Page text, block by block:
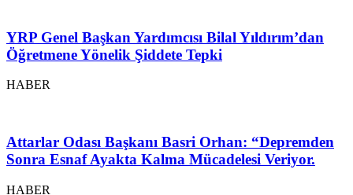
YRP Genel Başkan Yardımcısı Bilal Yıldırım’dan
Öğretmene Yönelik Şiddete Tepki
HABER
Attarlar Odası Başkanı Basri Orhan: “Depremden
Sonra Esnaf Ayakta Kalma Mücadelesi Veriyor.
HABER